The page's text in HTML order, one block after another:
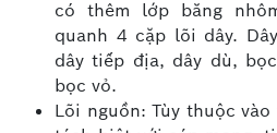
có thêm lớp băng
quanh 4 cặp lõi dây.
dây tiếp địa, dây dù,
bọc vỏ.
Lõi nguồn: Tùy thuộc